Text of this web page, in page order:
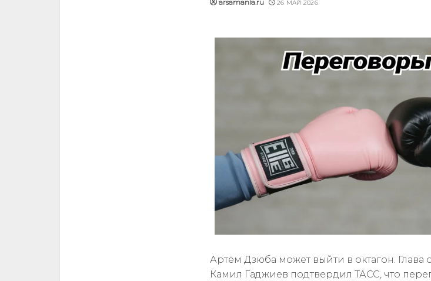
arsamania.ru 26 МАЙ 2026
Артём Дзюба может выйти в октагон.
Камил Гаджиев подтвердил ТАСС, что